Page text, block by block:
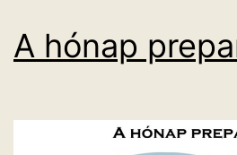
A hónap